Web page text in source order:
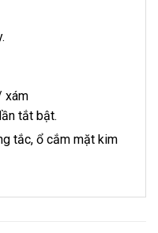
xám
tắt bật.
tắc, ổ cắm mặt kim